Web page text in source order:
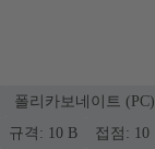
폴리카보네이트 (PC)
규격: 10 B
접점: 10